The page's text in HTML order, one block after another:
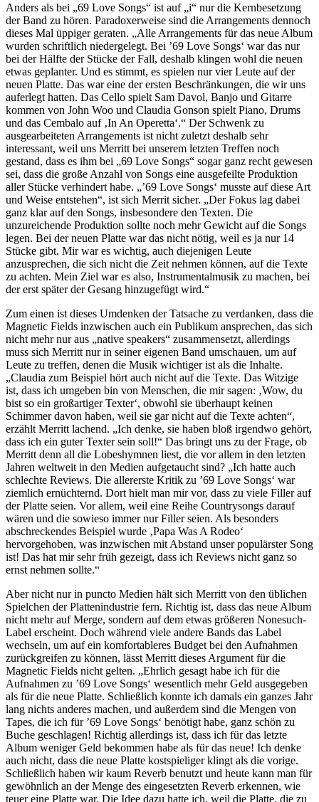
Anders als bei „69 Love Songs“ ist auf „i“ nur die Kernbesetzung
der Band zu hören. Paradoxerweise sind die Arrangements dennoch
dieses Mal üppiger geraten. „Alle Arrangements für das neue Album
wurden schriftlich niedergelegt. Bei ’69 Love Songs‘ war das nur
bei der Hälfte der Stücke der Fall, deshalb klingen wohl die neuen
etwas geplanter. Und es stimmt, es spielen nur vier Leute auf der
neuen Platte. Das war eine der ersten Beschränkungen, die wir uns
auferlegt hatten. Das Cello spielt Sam Davol, Banjo und Gitarre
kommen von John Woo und Claudia Gonson spielt Piano, Drums
und das Cembalo auf ‚In An Operetta‘.“ Der Schwenk zu
ausgearbeiteten Arrangements ist nicht zuletzt deshalb sehr
interessant, weil uns Merritt bei unserem letzten Treffen noch
gestand, dass es ihm bei „69 Love Songs“ sogar ganz recht gewesen
sei, dass die große Anzahl von Songs eine ausgefeilte Produktion
aller Stücke verhindert habe. „’69 Love Songs‘ musste auf diese Art
und Weise entstehen“, ist sich Merrit sicher. „Der Fokus lag dabei
ganz klar auf den Songs, insbesondere den Texten. Die
unzureichende Produktion sollte noch mehr Gewicht auf die Songs
legen. Bei der neuen Platte war das nicht nötig, weil es ja nur 14
Stücke gibt. Mir war es wichtig, auch diejenigen Leute
anzusprechen, die sich nicht die Zeit nehmen können, auf die Texte
zu achten. Mein Ziel war es also, Instrumentalmusik zu machen, bei
der erst später der Gesang hinzugefügt wird.“
Zum einen ist dieses Umdenken der Tatsache zu verdanken, dass die
Magnetic Fields inzwischen auch ein Publikum ansprechen, das sich
nicht mehr nur aus „native speakers“ zusammensetzt, allerdings
muss sich Merritt nur in seiner eigenen Band umschauen, um auf
Leute zu treffen, denen die Musik wichtiger ist als die Inhalte.
„Claudia zum Beispiel hört auch nicht auf die Texte. Das Witzige
ist, dass ich umgeben bin von Menschen, die mir sagen: ‚Wow, du
bist so ein großartiger Texter‘, obwohl sie überhaupt keinen
Schimmer davon haben, weil sie gar nicht auf die Texte achten“,
erzählt Merritt lachend. „Ich denke, sie haben bloß irgendwo gehört,
dass ich ein guter Texter sein soll!“ Das bringt uns zu der Frage, ob
Merritt denn all die Lobeshymnen liest, die vor allem in den letzten
Jahren weltweit in den Medien aufgetaucht sind? „Ich hatte auch
schlechte Reviews. Die allererste Kritik zu ’69 Love Songs‘ war
ziemlich ernüchternd. Dort hielt man mir vor, dass zu viele Filler auf
der Platte seien. Vor allem, weil eine Reihe Countrysongs darauf
wären und die sowieso immer nur Filler seien. Als besonders
abschreckendes Beispiel wurde ‚Papa Was A Rodeo‘
hervorgehoben, was inzwischen mit Abstand unser populärster Song
ist! Das hat mir sehr früh gezeigt, dass ich Reviews nicht ganz so
ernst nehmen sollte.“
Aber nicht nur in puncto Medien hält sich Merritt von den üblichen
Spielchen der Plattenindustrie fern. Richtig ist, dass das neue Album
nicht mehr auf Merge, sondern auf dem etwas größeren Nonesuch-
Label erscheint. Doch während viele andere Bands das Label
wechseln, um auf ein komfortableres Budget bei den Aufnahmen
zurückgreifen zu können, lässt Merritt dieses Argument für die
Magnetic Fields nicht gelten. „Ehrlich gesagt habe ich für die
Aufnahmen zu ’69 Love Songs‘ wesentlich mehr Geld ausgegeben
als für die neue Platte. Schließlich konnte ich damals ein ganzes Jahr
lang nichts anderes machen, und außerdem sind die Mengen von
Tapes, die ich für ’69 Love Songs‘ benötigt habe, ganz schön zu
Buche geschlagen! Richtig allerdings ist, dass ich für das letzte
Album weniger Geld bekommen habe als für das neue! Ich denke
auch nicht, dass die neue Platte kostspieliger klingt als die vorige.
Schließlich haben wir kaum Reverb benutzt und heute kann man für
gewöhnlich an der Menge des eingesetzten Reverb erkennen, wie
teuer eine Platte war. Die Idee dazu hatte ich, weil die Platte, die zu